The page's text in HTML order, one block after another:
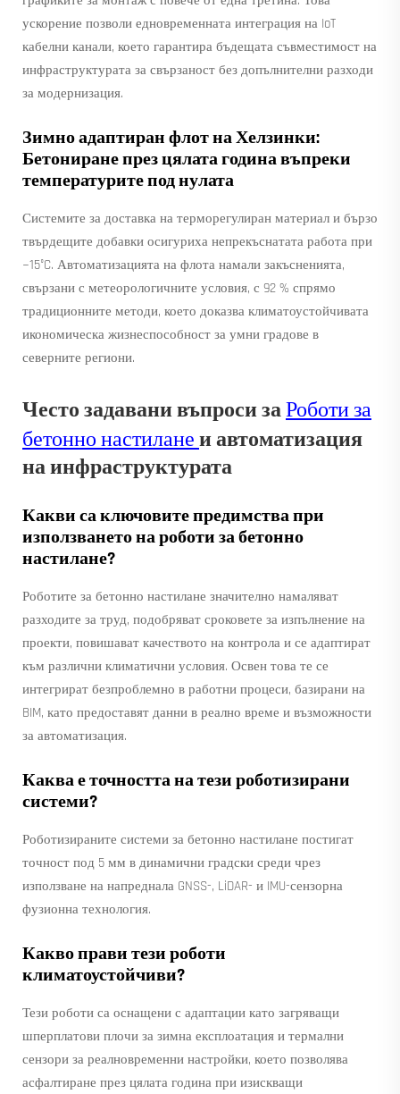
ускорение позволи едновременната интеграция на IoT
кабелни канали, което гарантира бъдещата съвместимост на
инфраструктурата за свързаност без допълнителни разходи
за модернизация.
Зимно адаптиран флот на Хелзинки:
Бетониране през цялата година въпреки
температурите под нулата
Системите за доставка на терморегулиран материал и бързо
твърдещите добавки осигуриха непрекъснатата работа при
−15°C. Автоматизацията на флота намали закъсненията,
свързани с метеорологичните условия, с 92 % спрямо
традиционните методи, което доказва климатоустойчивата
икономическа жизнеспособност за умни градове в
северните региони.
Често задавани въпроси заРоботи за
бетонно настилане и автоматизация
на инфраструктурата
Какви са ключовите предимства при
използването на роботи за бетонно
настилане?
Роботите за бетонно настилане значително намаляват
разходите за труд, подобряват сроковете за изпълнение на
проекти, повишават качеството на контрола и се адаптират
към различни климатични условия. Освен това те се
интегрират безпроблемно в работни процеси, базирани на
BIM, като предоставят данни в реално време и възможности
за автоматизация.
Каква е точността на тези роботизирани
системи?
Роботизираните системи за бетонно настилане постигат
точност под 5 мм в динамични градски среди чрез
използване на напреднала GNSS-, LiDAR- и IMU-сензорна
фузионна технология.
Какво прави тези роботи
климатоустойчиви?
Тези роботи са оснащени с адаптации като загряващи
шперплатови плочи за зимна експлоатация и термални
сензори за реалновременни настройки, което позволява
асфалтиране през цялата година при изискващи